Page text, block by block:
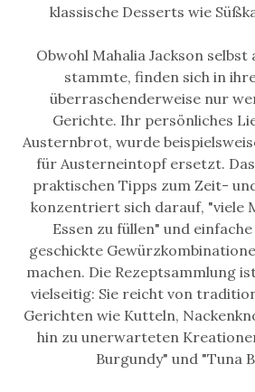
klassische Desserts wie
Obwohl Mahalia Jackson selbst
stammte, finden sich in
überraschenderweise nur
Gerichte. Ihr persönliches
Austernbrot, wurde
für Austerneintopf ersetzt.
praktischen Tipps zum Zeit-
konzentriert sich darauf, "viele
Essen zu füllen" und
geschickte
machen. Die Rezeptsammlung
vielseitig: Sie reicht von
Gerichten wie Kutteln,
hin zu unerwarteten
Burgundy" und "Tuna